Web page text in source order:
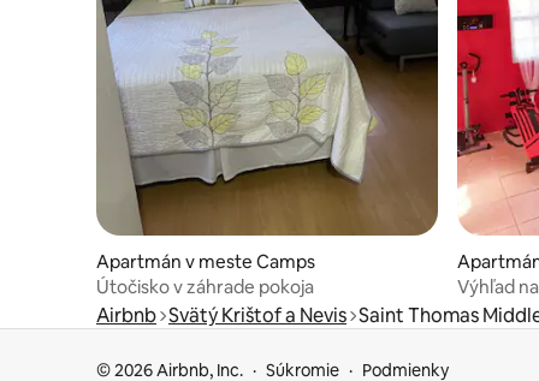
Apartmán v meste Camps
Útočisko v záhrade pokoja
Nevis
Výhľad
Airbnb Svätý Krištof a Nevis Saint Thomas
© 2026 Airbnb, Inc. Súkromie Podmienky